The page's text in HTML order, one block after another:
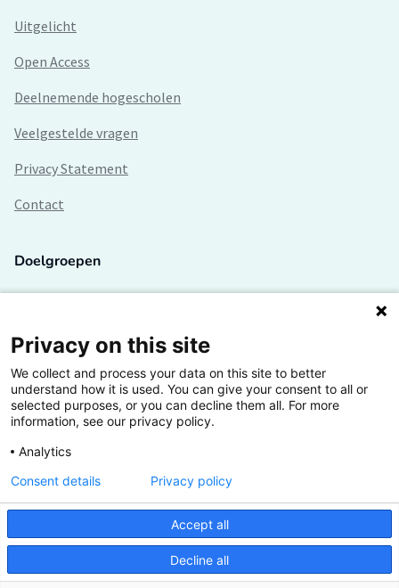
Uitgelicht
Open Access
Deelnemende hogescholen
Veelgestelde vragen
Privacy Statement
Contact
Doelgroepen
Lectoren en onderzoekers
Bedrijven
Hogescholen
De grootste kennisbank van het HBO
Inspiratie op jouw vakgebied
Vrij toegankelijk
Privacy on this site
We collect and process your data on this site to better
understand how it is used. You can give your consent to all or
selected purposes, or you can decline them all. For more
information, see our privacy policy.
Analytics
Accept all
Decline all
Consent details Privacy policy